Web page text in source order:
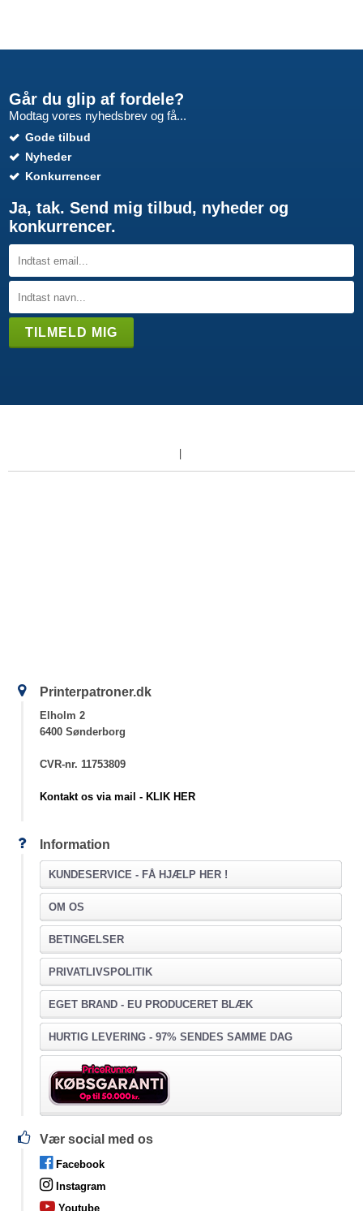
Går du glip af fordele?
Modtag vores nyhedsbrev og få...
Gode tilbud
Nyheder
Konkurrencer
Ja, tak. Send mig tilbud, nyheder og
konkurrencer.
Printerpatroner.dk
Elholm 2
6400 Sønderborg
CVR-nr. 11753809
Kontakt os via mail - KLIK HER
Information
KUNDESERVICE - FÅ HJÆLP HER !
OM OS
BETINGELSER
PRIVATLIVSPOLITIK
EGET BRAND - EU PRODUCERET BLÆK
HURTIG LEVERING - 97% SENDES SAMME DAG
Vær social med os
Facebook
Instagram
Youtube